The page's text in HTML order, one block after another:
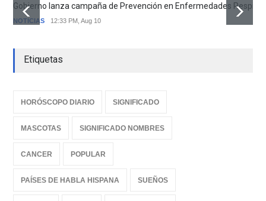
Gobierno lanza campaña de Prevención en Enfermedades
NOTICIAS 12:33 PM, Aug 10
Etiquetas
HORÓSCOPO DIARIO SIGNIFICADO
MASCOTAS SIGNIFICADO NOMBRES
CANCER POPULAR
PAÍSES DE HABLA HISPANA SUEÑOS